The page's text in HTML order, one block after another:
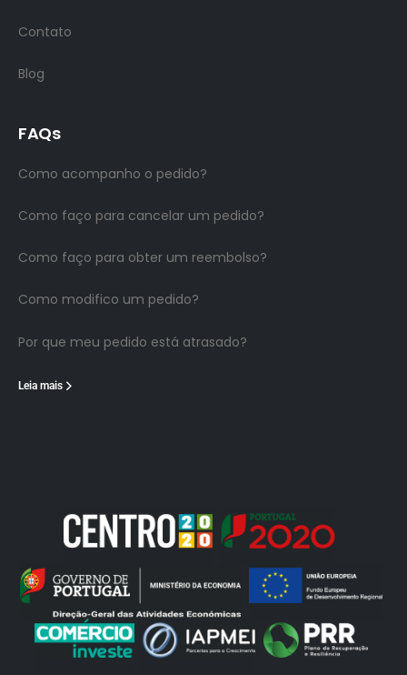
Contato
Blog
FAQs
Como acompanho o pedido?
Como faço para cancelar um pedido?
Como faço para obter um reembolso?
Como modifico um pedido?
Por que meu pedido está atrasado?
Leia mais